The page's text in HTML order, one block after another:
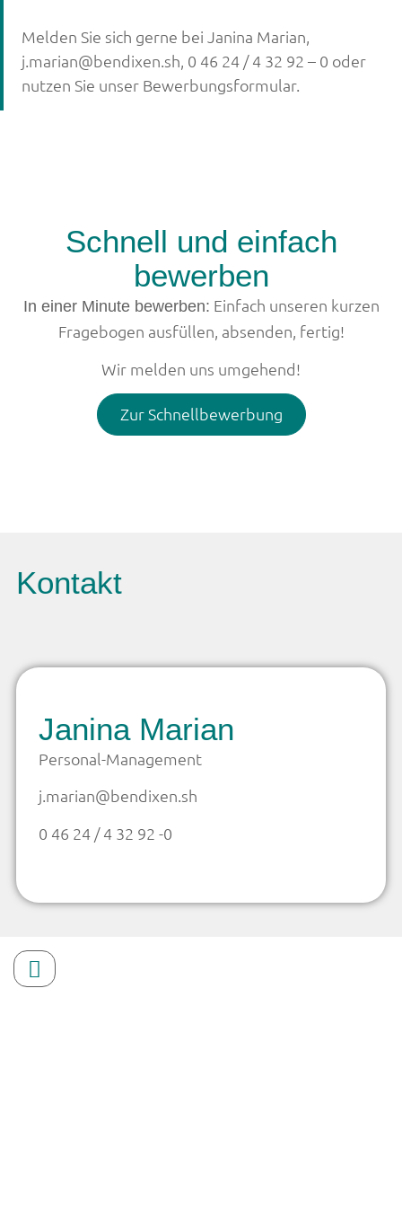
Melden Sie sich gerne bei Janina Marian,
j.marian@bendixen.sh, 0 46 24 / 4 32 92 – 0 oder
nutzen Sie unser Bewerbungsformular.
Schnell und einfach
bewerben
In einer Minute bewerben: Einfach unseren kurzen
Fragebogen ausfüllen, absenden, fertig!
Wir melden uns umgehend!
Zur Schnellbewerbung
Kontakt
Janina Marian
Personal-Management
j.marian@bendixen.sh
0 46 24 / 4 32 92 -0